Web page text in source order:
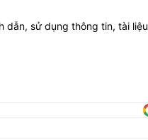
dẫn, sử dụng thông tin, tài